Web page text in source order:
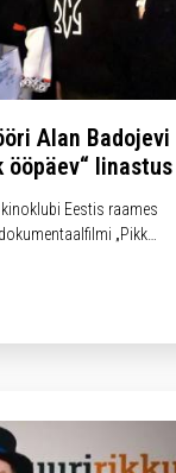
Alan Badojevi
ööpäev“ linastus
Eestis raames
„Pikk